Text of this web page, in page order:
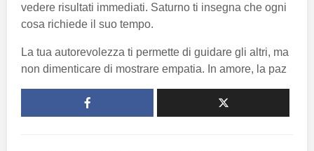
vedere risultati immediati. Saturno ti insegna che ogni
cosa richiede il suo tempo.
La tua autorevolezza ti permette di guidare gli altri, ma
non dimenticare di mostrare empatia. In amore, la paz